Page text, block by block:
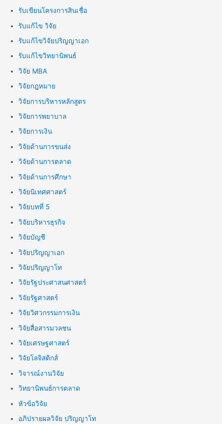
รับเขียนโครงการสินเชื่อ
รับแก้ไข วิจัย
รับแก้ไขวิจัยปริญญาเอก
รับแก้ไขวิทยานิพนธ์
วิจัย MBA
วิจัยกฎหมาย
วิจัยการบริหารหลักสูตร
วิจัยการพยาบาล
วิจัยการเงิน
วิจัยด้านการขนส่ง
วิจัยด้านการตลาด
วิจัยด้านการศึกษา
วิจัยนิเทศศาสตร์
วิจัยบทที่ 5
วิจัยบริหารธุรกิจ
วิจัยบัญชี
วิจัยปริญญาเอก
วิจัยปริญญาโท
วิจัยรัฐประศาสนศาสตร์
วิจัยรัฐศาสตร์
วิจัยวิศวกรรมการเงิน
วิจัยสื่อสารมวลชน
วิจัยเศรษฐศาสตร์
วิจัยโลจิสติกส์
วิจารณ์งานวิจัย
วิทยานิพนธ์การตลาด
หัวข้อวิจัย
อภิปรายผลวิจัย ปริญญาโท